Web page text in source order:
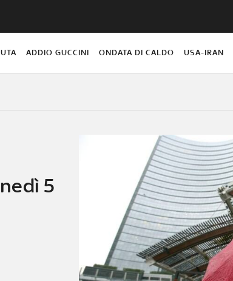
ADDIO GUCCINI ONDATA DI CALDO USA-IRAN
5